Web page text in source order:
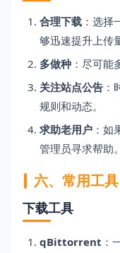
合理下载 ：选
够迅速提升上传
多做种 ：尽可能
关注站点公告 ：
规则和动态。
求助老用户 ：
管理员寻求帮助。
六、常用工具
下载工具
qBittorrent ：